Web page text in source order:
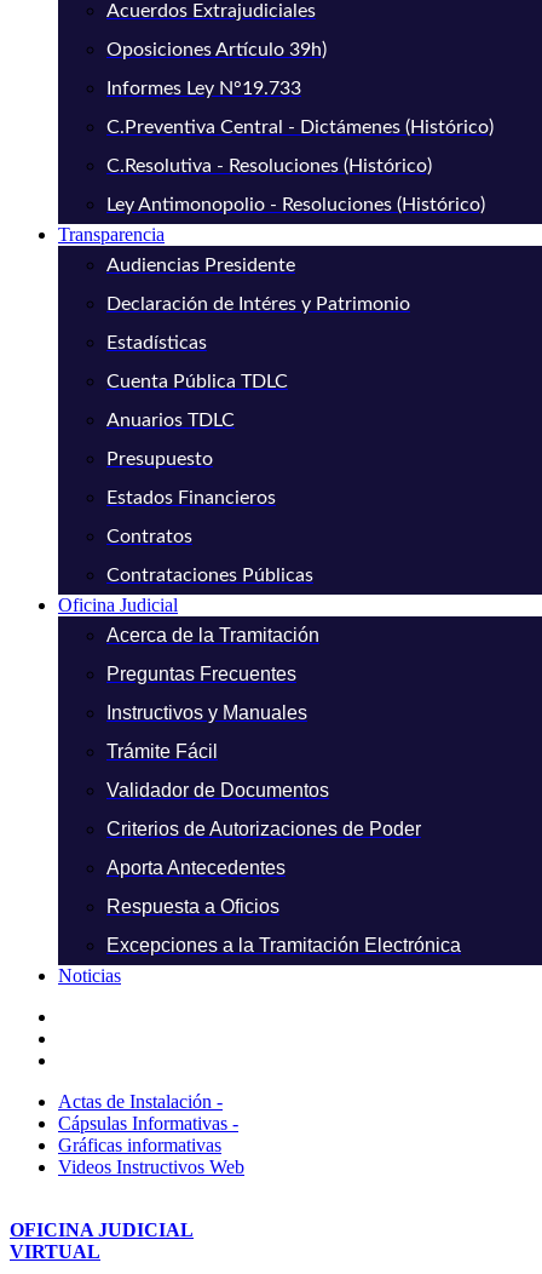
Acuerdos Extrajudiciales
Oposiciones Artículo 39h)
Informes Ley N°19.733
C.Preventiva Central - Dictámenes (Histórico)
C.Resolutiva - Resoluciones (Histórico)
Ley Antimonopolio - Resoluciones (Histórico)
Transparencia
Audiencias Presidente
Declaración de Intéres y Patrimonio
Estadísticas
Cuenta Pública TDLC
Anuarios TDLC
Presupuesto
Estados Financieros
Contratos
Contrataciones Públicas
Oficina Judicial
Acerca de la Tramitación
Preguntas Frecuentes
Instructivos y Manuales
Trámite Fácil
Validador de Documentos
Criterios de Autorizaciones de Poder
Aporta Antecedentes
Respuesta a Oficios
Excepciones a la Tramitación Electrónica
Noticias
Actas de Instalación -
Cápsulas Informativas -
Gráficas informativas
Videos Instructivos Web
OFICINA JUDICIAL
VIRTUAL